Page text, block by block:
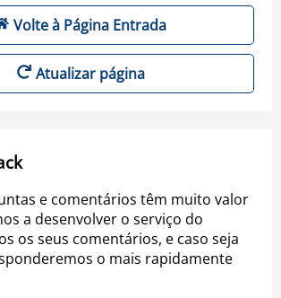
Volte à Página Entrada
Atualizar página
e comentários têm muito valor
a desenvolver o serviço do
os seus comentários, e caso seja
o mais rapidamente